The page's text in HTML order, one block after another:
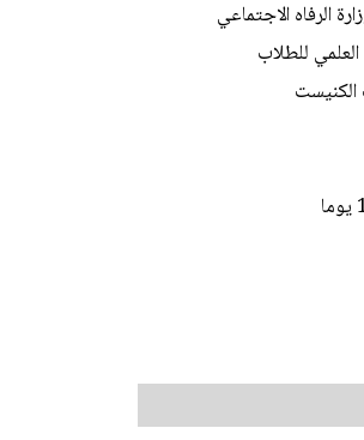
الرفاه الاجتماعي
للطلاب
الكنيست